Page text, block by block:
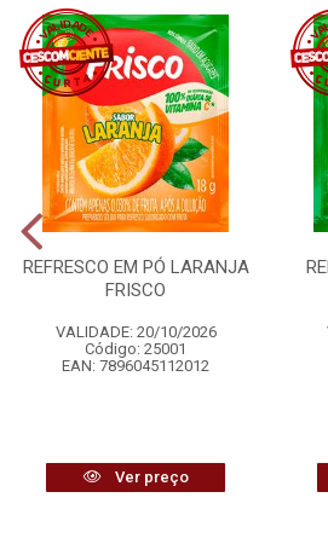
REFRESCO EM PÓ LARANJA
FRISCO
VALIDADE: 20/10/2026
Código: 25001
EAN: 7896045112012
Ver preço